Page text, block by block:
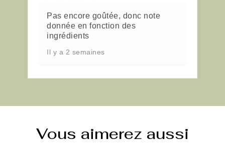
Pas encore goûtée, donc note
donnée en fonction des
ingrédients
Il y a 2 semaines
Vous aimerez aussi